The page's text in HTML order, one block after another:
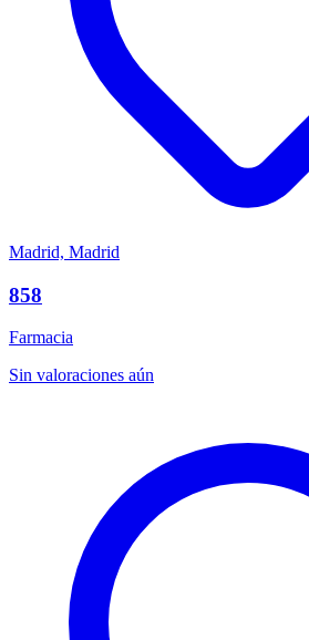
Madrid, Madrid
858
Farmacia
Sin valoraciones aún